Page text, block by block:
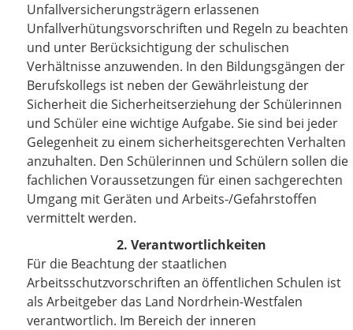
Unfallversicherungsträgern erlassenen
Unfallverhütungsvorschriften und Regeln zu beachten
und unter Berücksichtigung der schulischen
Verhältnisse anzuwenden. In den Bildungsgängen der
Berufskollegs ist neben der Gewährleistung der
Sicherheit die Sicherheitserziehung der Schülerinnen
und Schüler eine wichtige Aufgabe. Sie sind bei jeder
Gelegenheit zu einem sicherheitsgerechten Verhalten
anzuhalten. Den Schülerinnen und Schülern sollen die
fachlichen Voraussetzungen für einen sachgerechten
Umgang mit Geräten und Arbeits-/Gefahrstoffen
vermittelt werden.
2. Verantwortlichkeiten
Für die Beachtung der staatlichen
Arbeitsschutzvorschriften an öffentlichen Schulen ist
als Arbeitgeber das Land Nordrhein-Westfalen
verantwortlich. Im Bereich der inneren